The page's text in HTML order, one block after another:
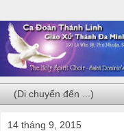
14 tháng 9, 2015